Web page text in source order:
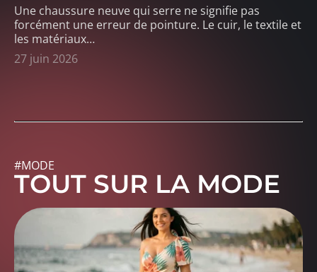
Une chaussure neuve qui serre ne signifie pas
forcément une erreur de pointure. Le cuir, le textile et
les matériaux…
27 juin 2026
#MODE
TOUT SUR LA MODE